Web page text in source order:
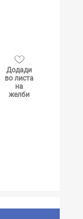
Додади
во листа
на
желби